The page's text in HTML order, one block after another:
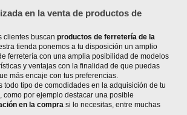
en la venta de productos de
clientes buscanproductos de ferretería de la
tienda ponemos a tu disposición un amplio
ferretería con una amplia posibilidad de modelos
y ventajas con la finalidad de que puedas
más encaje con tus preferencias.
todo tipo de comodidades en la adquisición de tu
como por ejemplo destacar una posible
en la compra si lo necesitas, entre muchas